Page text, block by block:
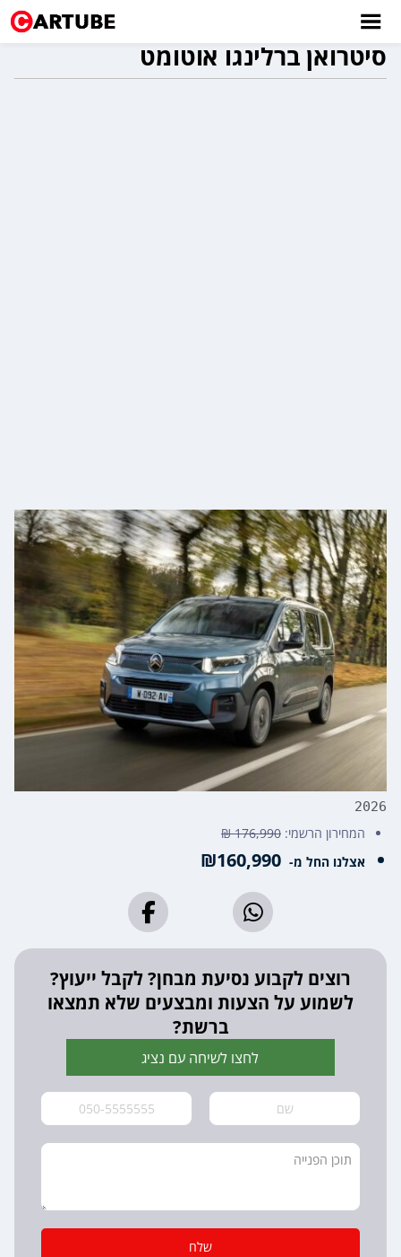
סיטרואן ברלינגו אוטומט
2026
המחירון הרשמי: 176,990 ₪
אצלנו החל מ-
רוצים לקבוע נסיעת מבחן? לקבל ייעוץ?
לשמוע על הצעות ומבצעים שלא תמצאו
ברשת?
לחצו לשיחה עם נציג
שלח